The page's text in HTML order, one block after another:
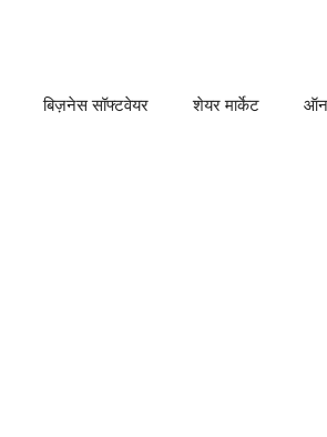
बिज़नेस सॉफ्टवेयर शेयर मार्केट